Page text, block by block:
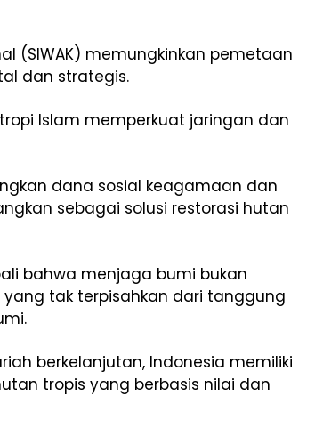
(SIWAK) memungkinkan pemetaan
dan strategis.
Islam memperkuat jaringan dan
dana sosial keagamaan dan
sebagai solusi restorasi hutan
bahwa menjaga bumi bukan
tak terpisahkan dari tanggung
berkelanjutan, Indonesia memiliki
tropis yang berbasis nilai dan